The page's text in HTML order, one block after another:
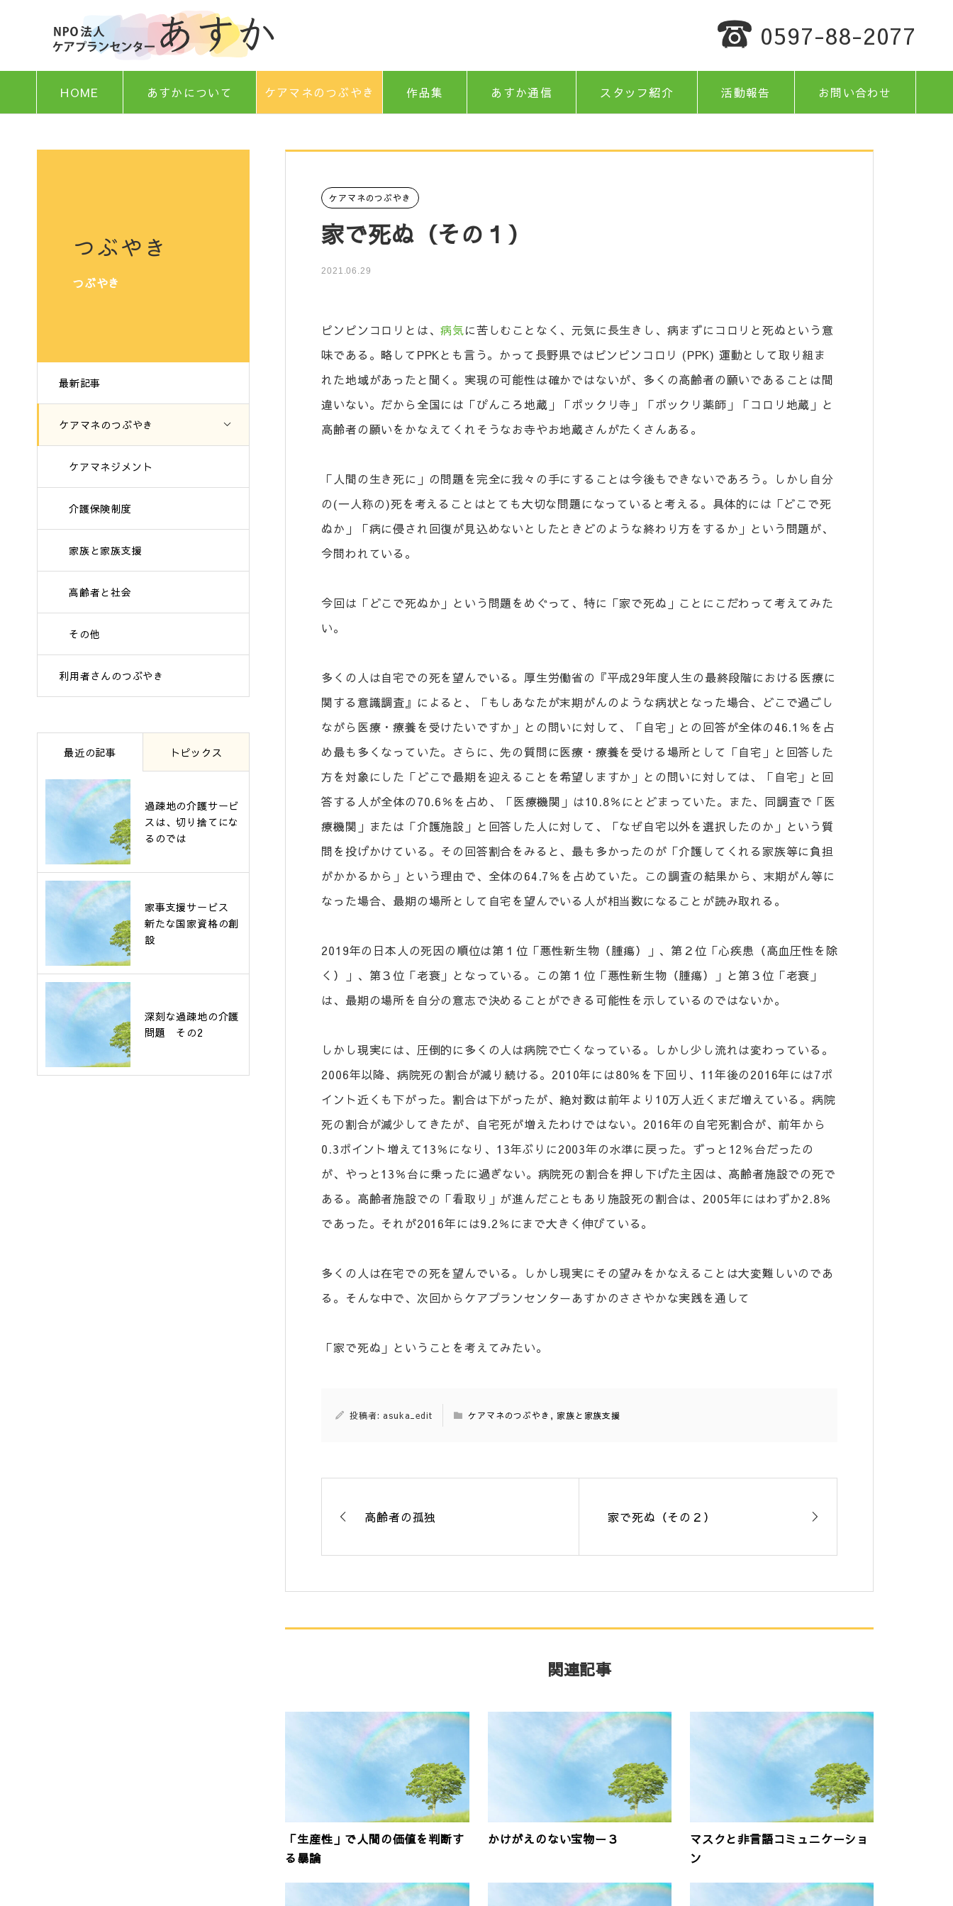
0597-88-2077
HOME あすかについて ケアマネのつぶやき 作品集 あすか通信 スタッフ紹介 活動報告 お問い合わせ
つぶやき
つぶやき
最新記事
ケアマネのつぶやき
ケアマネジメント
介護保険制度
家族と家族支援
高齢者と社会
その他
利用者さんのつぶやき
ケアマネのつぶやき
家で死ぬ（その１）
2021.06.29
ピンピンコロリとは、病気に苦しむことなく、元気に長生きし、病まずにコロリと死ぬという意
味である。略してPPKとも言う。かって長野県ではピンピンコロリ (PPK) 運動として取り組ま
れた地域があったと聞く。実現の可能性は確かではないが、多くの高齢者の願いであることは間
違いない。だから全国には「ぴんころ地蔵」「ポックリ寺」「ポックリ薬師」「コロリ地蔵」と
高齢者の願いをかなえてくれそうなお寺やお地蔵さんがたくさんある。
「人間の生き死に」の問題を完全に我々の手にすることは今後もできないであろう。しかし自分
の(一人称の)死を考えることはとても大切な問題になっていると考える。具体的には「どこで死
ぬか」「病に侵され回復が見込めないとしたときどのような終わり方をするか」という問題が、
今問われている。
今回は「どこで死ぬか」という問題をめぐって、特に「家で死ぬ」ことにこだわって考えてみた
い。
多くの人は自宅での死を望んでいる。厚生労働省の『平成29年度人生の最終段階における医療に
関する意識調査』によると、「もしあなたが末期がんのような病状となった場合、どこで過ごし
ながら医療・療養を受けたいですか」との問いに対して、「自宅」との回答が全体の46.1％を占
め最も多くなっていた。さらに、先の質問に医療・療養を受ける場所として「自宅」と回答した
方を対象にした「どこで最期を迎えることを希望しますか」との問いに対しては、「自宅」と回
答する人が全体の70.6％を占め、「医療機関」は10.8％にとどまっていた。また、同調査で「医
療機関」または「介護施設」と回答した人に対して、「なぜ自宅以外を選択したのか」という質
問を投げかけている。その回答割合をみると、最も多かったのが「介護してくれる家族等に負担
がかかるから」という理由で、全体の64.7％を占めていた。この調査の結果から、末期がん等に
なった場合、最期の場所として自宅を望んでいる人が相当数になることが読み取れる。
2019年の日本人の死因の順位は第１位「悪性新生物（腫瘍）」、第２位「心疾患（高血圧性を除
く）」、第３位「老衰」となっている。この第１位「悪性新生物（腫瘍）」と第３位「老衰」
は、最期の場所を自分の意志で決めることができる可能性を示しているのではないか。
しかし現実には、圧倒的に多くの人は病院で亡くなっている。しかし少し流れは変わっている。
2006年以降、病院死の割合が減り続ける。2010年には80％を下回り、11年後の2016年には7ポ
イント近くも下がった。割合は下がったが、絶対数は前年より10万人近くまだ増えている。病院
死の割合が減少してきたが、自宅死が増えたわけではない。2016年の自宅死割合が、前年から
0.3ポイント増えて13％になり、13年ぶりに2003年の水準に戻った。ずっと12％台だったの
が、やっと13％台に乗ったに過ぎない。病院死の割合を押し下げた主因は、高齢者施設での死で
ある。高齢者施設での「看取り」が進んだこともあり施設死の割合は、2005年にはわずか2.8％
であった。それが2016年には9.2％にまで大きく伸びている。
多くの人は在宅での死を望んでいる。しかし現実にその望みをかなえることは大変難しいのであ
る。そんな中で、次回からケアプランセンターあすかのささやかな実践を通して
「家で死ぬ」ということを考えてみたい。
投稿者: asuka_edit ケアマネのつぶやき , 家族と家族支援
高齢者の孤独 家で死ぬ（その２）
関連記事
「生産性」で人間の価値を判断す
る暴論
かけがえのない宝物ー３
マスクと非言語コミュニケーショ
ン
最近の記事 トピックス
過疎地の介護サービ
スは、切り捨てにな
るのでは
家事支援サービス
新たな国家資格の創
設
深刻な過疎地の介護
問題 その2